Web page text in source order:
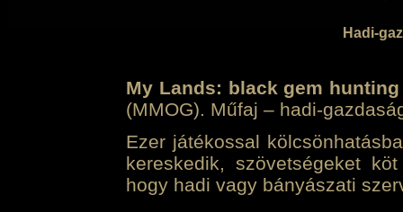
Hadi-
My Lands: black gem hunting
(MMOG). Műfaj – hadi-
Ezer játékossal
kereskedik, szövetségeket
hogy hadi vagy bányászati